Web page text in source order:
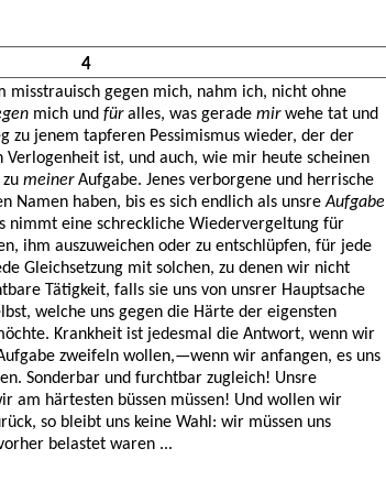
4
misstrauisch gegen mich, nahm ich, nicht ohne
mich und füralles, was gerade mirwehe tat und
zu jenem tapferen Pessimismus wieder, der der
Verlogenheit ist, und auch, wie mir heute scheinen
meinerAufgabe. Jenes verborgene und herrische
Namen haben, bis es sich endlich als unsreAufgabe
nimmt eine schreckliche Wiedervergeltung für
ihm auszuweichen oder zu entschlüpfen, für jede
Gleichsetzung mit solchen, zu denen wir nicht
Tätigkeit, falls sie uns von unsrer Hauptsache
welche uns gegen die Härte der eigensten
Krankheit ist jedesmal die Antwort, wenn wir
zweifeln wollen,—wenn wir anfangen, es uns
Sonderbar und furchtbar zugleich! Unsre
am härtesten büssen müssen! Und wollen wir
so bleibt uns keine Wahl: wir müssen uns
belastet waren ...